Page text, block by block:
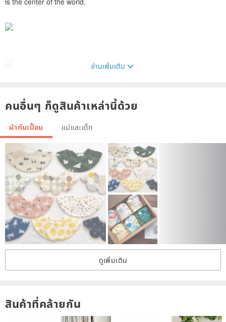
* Suitable for all infants from 0 to 2 years old
* Two-stage adjustable neck circumference (about 26~30cm)
* Product flat size: 36 X 17CM
///Features ///
* 100% Japanese six-layer veils
The more the cloth is washed, the softer it is, the better the skin-
อ่านเพิ่มเติม
คนอื่นๆ ก็ดูสินค้าเหล่านี้ด้วย
ผ้ากันเปื้อน แม่และเด็ก
ดูเพิ่มเติม
สินค้าที่คล้ายกัน